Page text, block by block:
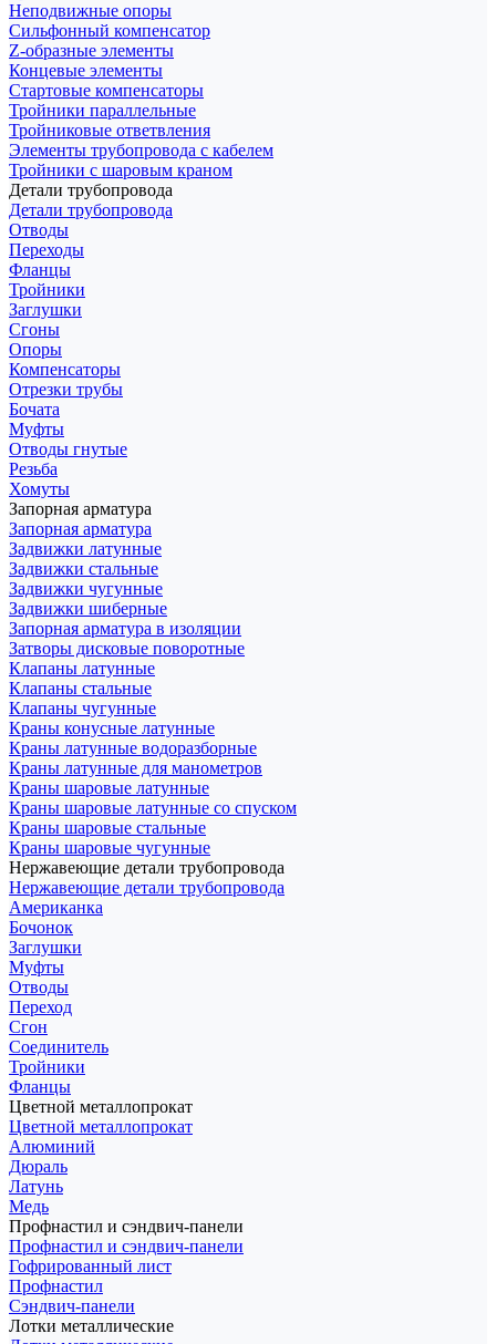
Неподвижные опоры
Cильфонный компенсатор
Z-образные элементы
Концевые элементы
Стартовые компенсаторы
Тройники параллельные
Тройниковые ответвления
Элементы трубопровода с кабелем
Тройники с шаровым краном
Детали трубопровода
Детали трубопровода
Отводы
Переходы
Фланцы
Тройники
Заглушки
Сгоны
Опоры
Компенсаторы
Отрезки трубы
Бочата
Муфты
Отводы гнутые
Резьба
Хомуты
Запорная арматура
Запорная арматура
Задвижки латунные
Задвижки стальные
Задвижки чугунные
Задвижки шиберные
Запорная арматура в изоляции
Затворы дисковые поворотные
Клапаны латунные
Клапаны стальные
Клапаны чугунные
Краны конусные латунные
Краны латунные водоразборные
Краны латунные для манометров
Краны шаровые латунные
Краны шаровые латунные со спуском
Краны шаровые стальные
Краны шаровые чугунные
Нержавеющие детали трубопровода
Нержавеющие детали трубопровода
Американка
Бочонок
Заглушки
Муфты
Отводы
Переход
Сгон
Соединитель
Тройники
Фланцы
Цветной металлопрокат
Цветной металлопрокат
Алюминий
Дюраль
Латунь
Медь
Профнастил и сэндвич-панели
Профнастил и сэндвич-панели
Гофрированный лист
Профнастил
Сэндвич-панели
Лотки металлические